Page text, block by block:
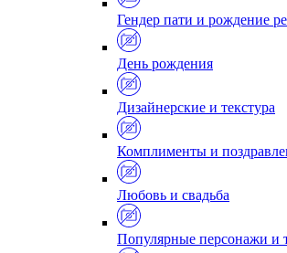
Гендер пати и рождение
День рождения
Дизайнерские и текстура
Комплименты и
Любовь и свадьба
Популярные персонажи и